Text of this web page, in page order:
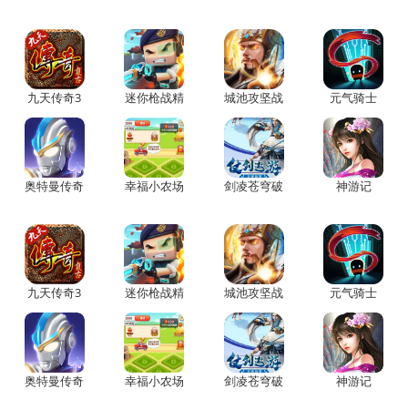
九天传奇3 迷你枪战精 城池攻坚战 元气骑士
全无限下载
奥特曼传奇 幸福小农场 剑凌苍穹破 神游记
九天传奇3 迷你枪战精 城池攻坚战 元气骑士
全无限下载
奥特曼传奇 幸福小农场 剑凌苍穹破 神游记